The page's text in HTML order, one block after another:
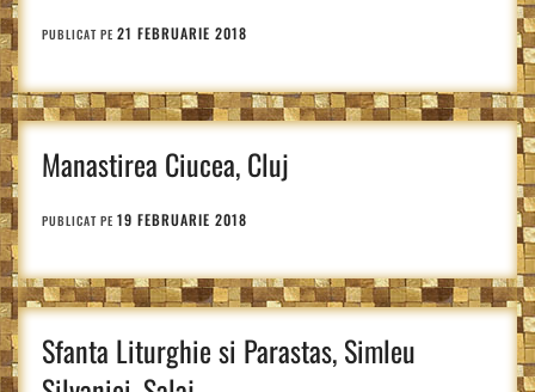
PUBLICAT PE 21 FEBRUARIE 2018
Manastirea Ciucea, Cluj
PUBLICAT PE 19 FEBRUARIE 2018
Sfanta Liturghie si Parastas, Simleu